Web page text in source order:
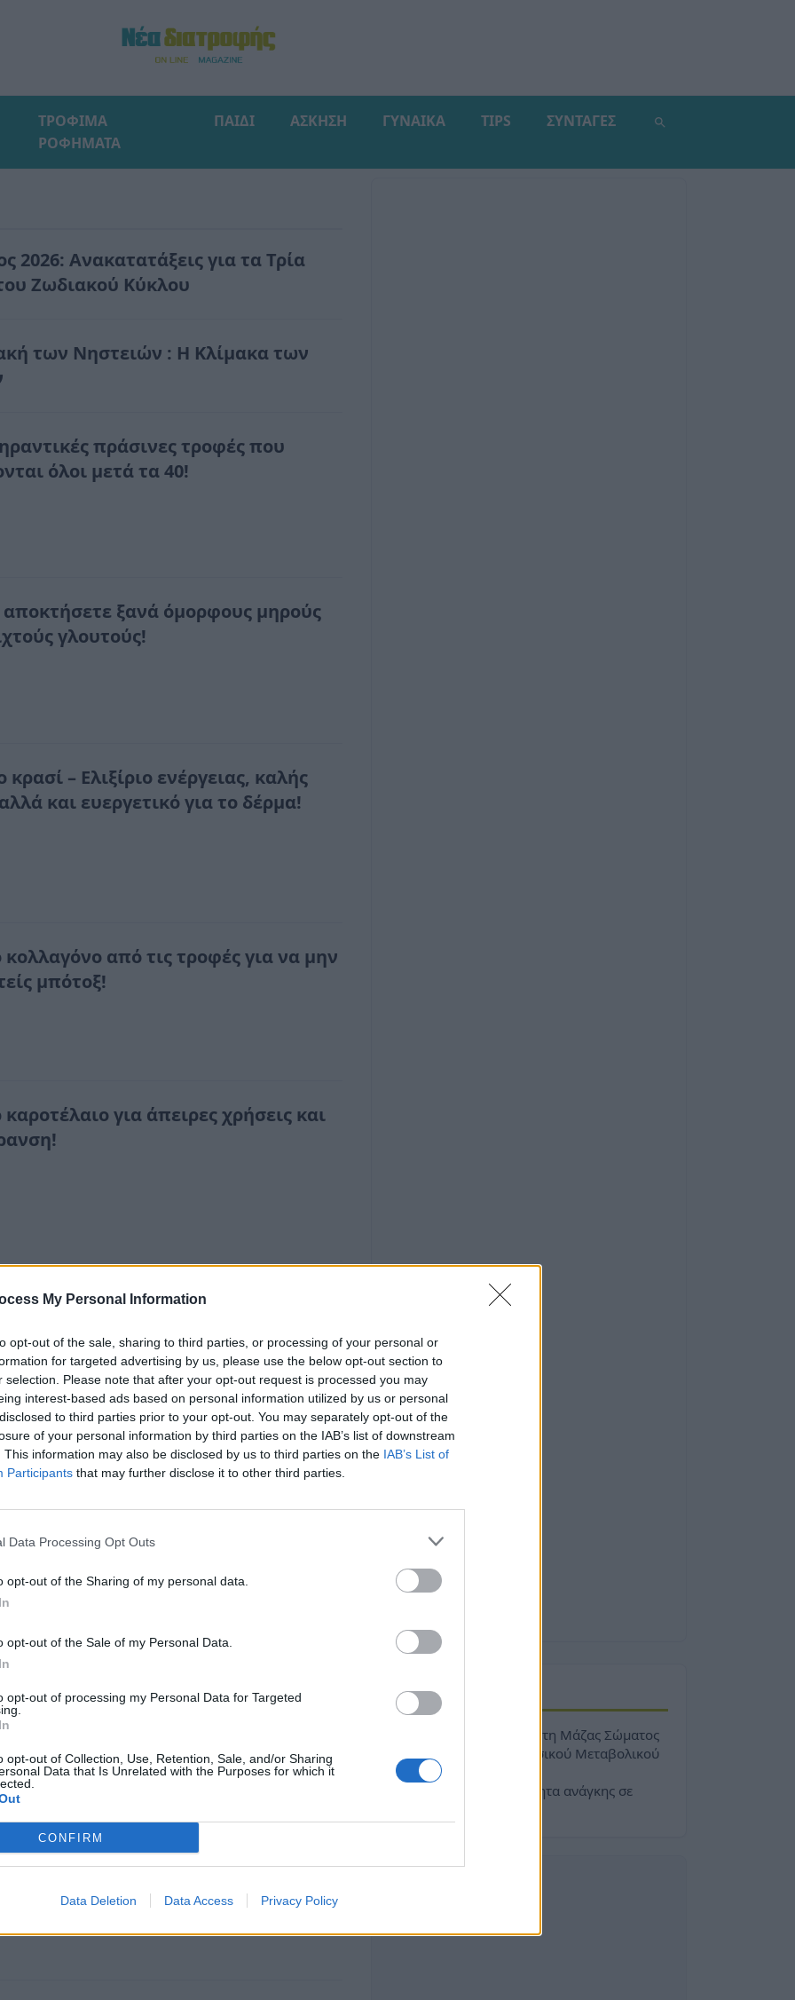
My Personal Information
opt-out of the sale, sharing to third parties, or processing of your personal or
for targeted advertising by us, please use the below opt-out section to
selection. Please note that after your opt-out request is processed you may
interest-based ads based on personal information utilized by us or personal
to third parties prior to your opt-out. You may separately opt-out of the
of your personal information by third parties on the IAB’s list of downstream
This information may also be disclosed by us to third parties on the IAB’s List of
Participants that may further disclose it to other third parties.
Data Processing Opt Outs
opt-out of the Sharing of my personal data.
opt-out of the Sale of my Personal Data.
opt-out of processing my Personal Data for Targeted
opt-out of Collection, Use, Retention, Sale, and/or Sharing
Data that Is Unrelated with the Purposes for which it
CONFIRM
Data Deletion Data Access Privacy Policy
ΤΡΟΦΙΜΑ
ΡΟΦΗΜΑΤΑ
ΠΑΙΔΙ ΑΣΚΗΣΗ ΓΥΝΑΙΚΑ TIPS ΣΥΝΤΑΓΕΣ
2026: Ανακατατάξεις για τα Τρία
Ζωδιακού Κύκλου
των Νηστειών : Η Κλίμακα των
πράσινες τροφές που
όλοι μετά τα 40!
ξανά όμορφους μηρούς
γλουτούς!
κρασί – Ελιξίριο ενέργειας, καλής
και ευεργετικό για το δέρμα!
από τις τροφές για να μην
μπότοξ!
για άπειρες χρήσεις και
οι χρήσεις του ροδόνερου!
προκαλούν τα συνθετικά εσώρουχα!
από τα χεράκια σας με τρία
φανταστεί τι κάνει το βερνίκι
υγεία μας!
ONLINE ΕΡΓΑΛΕΙΑ
Υπολογισμός Δείκτη Μάζας Σώματος
Υπολογισμός Βασικού Μεταβολικού
Ρυθμού
Ημερήσια Ποσότητα ανάγκης σε